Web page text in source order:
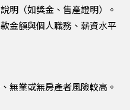
明（如獎金、售產證明）。
款金額與個人職務、薪資水平
、無業或無房產者風險較高。